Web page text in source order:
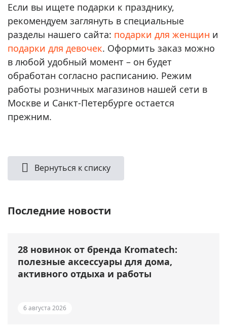
Если вы ищете подарки к празднику,
рекомендуем заглянуть в специальные
разделы нашего сайта: подарки для женщин и
подарки для девочек. Оформить заказ можно
в любой удобный момент – он будет
обработан согласно расписанию. Режим
работы розничных магазинов нашей сети в
Москве и Санкт-Петербурге остается
прежним.
Вернуться к списку
Последние новости
28 новинок от бренда Kromatech:
полезные аксессуары для дома,
активного отдыха и работы
6 августа 2026